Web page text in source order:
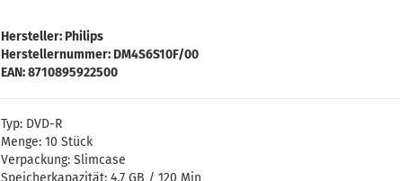
Hersteller: Philips
Herstellernummer: DM4S6S10F/00
EAN: 8710895922500
Typ: DVD-R
Menge: 10 Stück
Verpackung: Slimcase
Speicherkapazität: 4,7 GB / 120 Min